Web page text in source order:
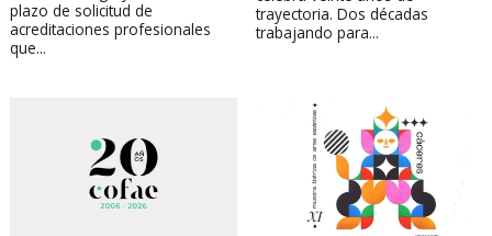
plazo de solicitud de
acreditaciones profesionales
que...
trayectoria. Dos décadas
trabajando para...